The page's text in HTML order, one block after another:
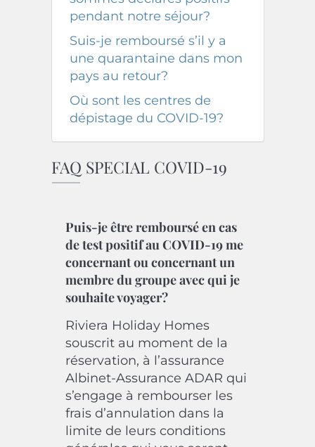
pendant notre séjour?
Suis-je remboursé s’il y a
une quarantaine dans mon
pays au retour?
Où sont les centres de
dépistage du COVID-19?
FAQ SPECIAL COVID-19
Puis-je être remboursé en cas
de test positif au COVID-19 me
concernant ou concernant un
membre du groupe avec qui je
souhaite voyager?
Riviera Holiday Homes
souscrit au moment de la
réservation, à l’assurance
Albinet-Assurance ADAR qui
s’engage à rembourser les
frais d’annulation dans la
limite de leurs conditions